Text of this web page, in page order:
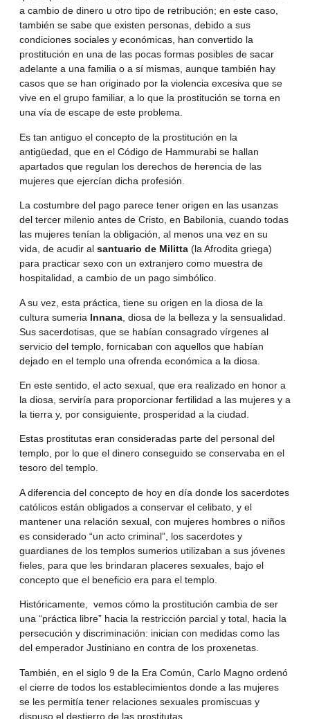
a cambio de dinero u otro tipo de retribución; en este caso,
también se sabe que existen personas, debido a sus
condiciones sociales y económicas, han convertido la
prostitución en una de las pocas formas posibles de sacar
adelante a una familia o a sí mismas, aunque también hay
casos que se han originado por la violencia excesiva que se
vive en el grupo familiar, a lo que la prostitución se torna en
una vía de escape de este problema.
Es tan antiguo el concepto de la prostitución en la
antigüedad, que en el Código de Hammurabi se hallan
apartados que regulan los derechos de herencia de las
mujeres que ejercían dicha profesión.
La costumbre del pago parece tener origen en las usanzas
del tercer milenio antes de Cristo, en Babilonia, cuando todas
las mujeres tenían la obligación, al menos una vez en su
vida, de acudir al santuario de Militta (la Afrodita griega)
para practicar sexo con un extranjero como muestra de
hospitalidad, a cambio de un pago simbólico.
A su vez, esta práctica, tiene su origen en la diosa de la
cultura sumeria Innana , diosa de la belleza y la sensualidad.
Sus sacerdotisas, que se habían consagrado vírgenes al
servicio del templo, fornicaban con aquellos que habían
dejado en el templo una ofrenda económica a la diosa.
En este sentido, el acto sexual, que era realizado en honor a
la diosa, serviría para proporcionar fertilidad a las mujeres y a
la tierra y, por consiguiente, prosperidad a la ciudad.
Estas prostitutas eran consideradas parte del personal del
templo, por lo que el dinero conseguido se conservaba en el
tesoro del templo.
A diferencia del concepto de hoy en día donde los sacerdotes
católicos están obligados a conservar el celibato, y el
mantener una relación sexual, con mujeres hombres o niños
es considerado “un acto criminal”, los sacerdotes y
guardianes de los templos sumerios utilizaban a sus jóvenes
fieles, para que les brindaran placeres sexuales, bajo el
concepto que el beneficio era para el templo.
Históricamente, vemos cómo la prostitución cambia de ser
una “práctica libre” hacia la restricción parcial y total, hacia la
persecución y discriminación: inician con medidas como las
del emperador Justiniano en contra de los proxenetas.
También, en el siglo 9 de la Era Común, Carlo Magno ordenó
el cierre de todos los establecimientos donde a las mujeres
se les permitía tener relaciones sexuales promiscuas y
dispuso el destierro de las prostitutas.